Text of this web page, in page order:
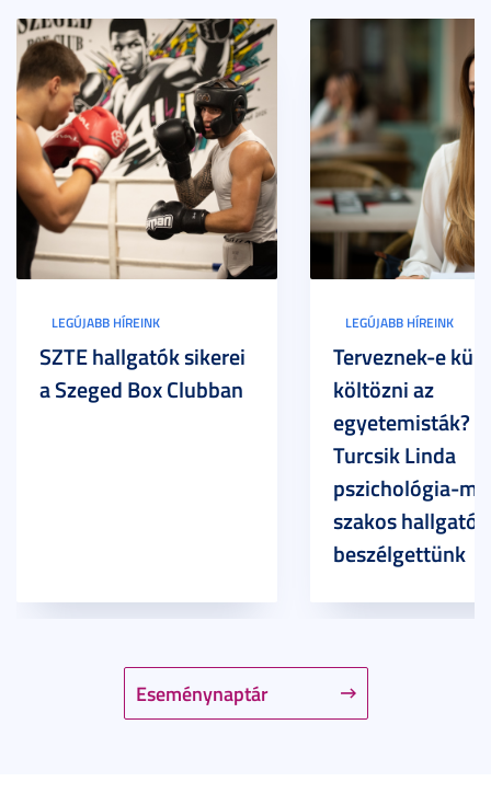
Eseménynaptár
LEGÚJABB HÍREINK
SZTE hallgatók sikerei
a Szeged Box Clubban
LEGÚJABB HÍREINK
Terveznek-e
költözni az
egyetemisták? –
Turcsik Linda
pszichológia-
szakos
beszélgettünk